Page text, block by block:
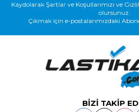
Kaydolarak Şartlar ve Koşullarımızı ve
olursunuz.
Çıkmak için e-postalarımızdaki
BİZİ TAKİP